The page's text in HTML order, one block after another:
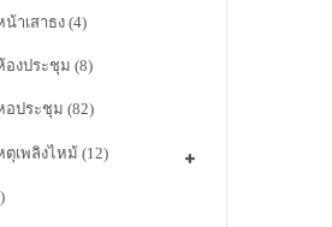
น้าเสาธง (4)
องประชุม (8)
อประชุม (82)
ตุเพลิงไหม้(12)